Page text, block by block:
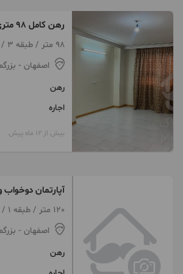
بزرگمهر
98 متر / طبقه 3 / ساخت 1388
اصفهان -
رهن
اجاره
بیش از 12 ماه پیش
آپارتمان
120 متر / طبقه 1 / ساخت 1398
اصفهان -
رهن